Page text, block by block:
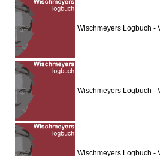
Wischmeyers Logbuch -
Wischmeyers Logbuch -
Wischmeyers Logbuch -